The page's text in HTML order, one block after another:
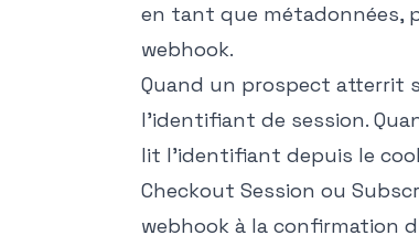
en tant que métadonnées,
webhook.
Quand un prospect atterrit
l'identifiant de session.
lit l'identifiant depuis le
Checkout Session ou
webhook à la confirmation